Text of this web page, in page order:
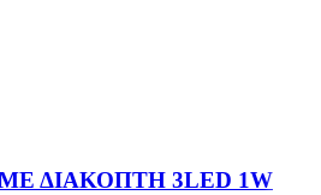
ΔΙΑΚΟΠΤΗ 3LED 1W